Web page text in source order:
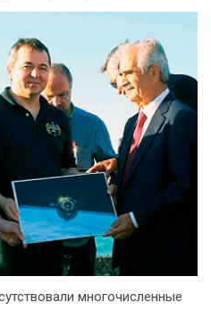
многочисленные